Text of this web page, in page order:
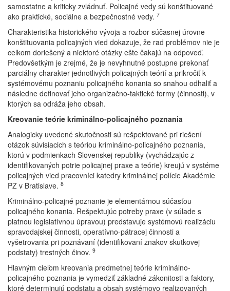
samostatne a kriticky zvládnuť. Policajné vedy sú konštituované
ako praktické, sociálne a bezpečnostné vedy. 7
Charakteristika historického vývoja a rozbor súčasnej úrovne
konštituovania policajných vied dokazuje, že rad problémov nie je
celkom doriešený a niektoré otázky ešte čakajú na odpoveď.
Predovšetkým je zrejmé, že je nevyhnutné postupne prekonať
parciálny charakter jednotlivých policajných teórií a prikročiť k
systémovému poznaniu policajného konania so snahou odhaliť a
následne definovať jeho organizačno-taktické formy (činnosti), v
ktorých sa odráža jeho obsah.
Kreovanie teórie kriminálno-policajného poznania
Analogicky uvedené skutočnosti sú rešpektované pri riešení
otázok súvisiacich s teóriou kriminálno-policajného poznania,
ktorú v podmienkach Slovenskej republiky (vychádzajúc z
identifikovaných potrie policajnej praxe a teórie) kreujú v systéme
policajných vied pracovníci katedry kriminálnej polície Akadémie
PZ v Bratislave. 8
Kriminálno-policajné poznanie je elementárnou súčasťou
policajného konania. Rešpektujúc potreby praxe (v súlade s
platnou legislatívnou úpravou) predstavuje systémovú realizáciu
spravodajskej činnosti, operatívno-pátracej činnosti a
vyšetrovania pri poznávaní (identifikovaní znakov skutkovej
podstaty) trestných činov. 9
Hlavným cieľom kreovania predmetnej teórie kriminálno-
policajného poznania je vymedziť základné zákonitosti a faktory,
ktoré determinujú podstatu a obsah systémovo realizovaných